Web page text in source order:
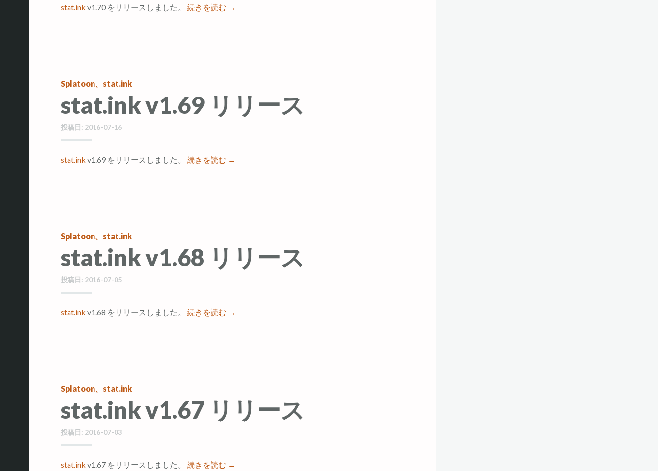
stat.ink v1.70 をリリースしました。 続きを読む →
Splatoon stat.ink
stat.ink v1.69 リリース
投稿日: 2016-07-16
stat.ink v1.69 をリリースしました。 続きを読む →
Splatoon stat.ink
stat.ink v1.68 リリース
投稿日: 2016-07-05
stat.ink v1.68 をリリースしました。 続きを読む →
Splatoon stat.ink
stat.ink v1.67 リリース
投稿日: 2016-07-03
stat.ink v1.67 をリリースしました。 続きを読む →